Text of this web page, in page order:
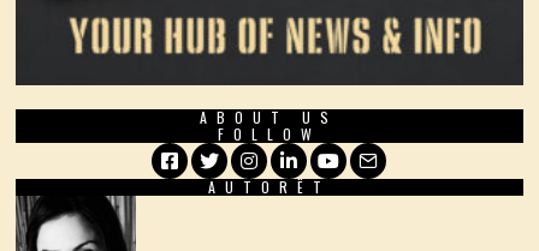
ABOUT US
FOLLOW
Facebook
TwitterInstagram
LinkedIn
YouTube
Email
AUTORËT